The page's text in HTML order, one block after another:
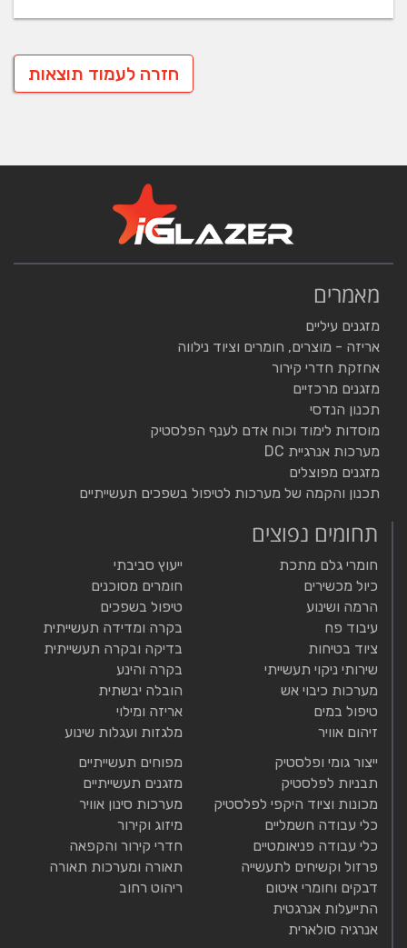
חזרה לעמוד תוצאות
מאמרים
מזגנים עיליים
אריזה - מוצרים, חומרים וציוד נילווה
אחזקת חדרי קירור
מזגנים מרכזיים
תכנון הנדסי
מוסדות לימוד וכוח אדם לענף הפלסטיק
מערכות אנרגיית DC
מזגנים מפוצלים
תכנון והקמה של מערכות לטיפול בשפכים תעשייתיים
תחומים נפוצים
חומרי גלם מתכת
כיול מכשירים
הרמה ושינוע
עיבוד פח
ציוד בטיחות
שירותי ניקוי תעשייתי
מערכות כיבוי אש
טיפול במים
זיהום אוויר
ייעוץ סביבתי
חומרים מסוכנים
טיפול בשפכים
בקרה ומדידה תעשייתית
בדיקה ובקרה תעשייתית
בקרה והינע
הובלה יבשתית
אריזה ומילוי
מלגזות ועגלות שינוע
ייצור גומי ופלסטיק
תבניות לפלסטיק
מכונות וציוד היקפי לפלסטיק
כלי עבודה חשמליים
כלי עבודה פניאומטיים
פרזול וקשיחים לתעשייה
דבקים וחומרי איטום
התייעלות אנרגטית
אנרגיה סולארית
מפוחים תעשייתיים
מזגנים תעשייתיים
מערכות סינון אוויר
מיזוג וקירור
חדרי קירור והקפאה
תאורה ומערכות תאורה
ריהוט רחוב